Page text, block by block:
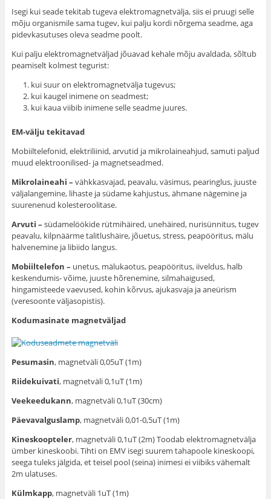
Isegi kui seade tekitab tugeva elektromagnetvälja, siis ei pruugi selle
mõju organismile sama tugev, kui palju kordi nõrgema seadme, aga
pidevkasutuses oleva seadme poolt.
Kui palju elektromagnetväljad jõuavad kehale mõju avaldada, sõltub
peamiselt kolmest tegurist:
kui suur on elektromagnetvälja tugevus;
kui kaugel inimene on seadmest;
kui kaua viibib inimene selle seadme juures.
EM-välju tekitavad
Mobiiltelefonid, elektriliinid, arvutid ja mikrolaineahjud, samuti paljud
muud elektroonilised- ja magnetseadmed.
Mikrolaineahi – vähkkasvajad, peavalu, väsimus, pearinglus, juuste
väljalangemine, lihaste ja südame kahjustus, ähmane nägemine ja
suurenenud kolesteroolitase.
Arvuti – südamelöökide rütmihäired, unehäired, nurisünnitus, tugev
peavalu, kilpnäärme talitlushäire, jõuetus, stress, peapööritus, mälu
halvenemine ja libiido langus.
Mobiiltelefon – unetus, mälukaotus, peapööritus, iiveldus, halb
keskendumis- võime, juuste hõrenemine, silmahaigused,
hingamisteede vaevused, kohin kõrvus, ajukasvaja ja aneürism
(veresoonte väljasopistis).
Kodumasinate magnetväljad
Pesumasin, magnetväli 0,05uT (1m)
Riidekuivati, magnetväli 0,1uT (1m)
Veekeedukann, magnetväli 0,1uT (30cm)
Päevavalguslamp, magnetväli 0,01-0,5uT (1m)
Kineskoopteler, magnetväli 0,1uT (2m) Toodab elektromagnetvälja
ümber kineskoobi. Tihti on EMV isegi suurem tahapoole kineskoopi,
seega tuleks jälgida, et teisel pool (seina) inimesi ei viibiks vähemalt
2m ulatuses.
Külmkapp, magnetväli 1uT (1m)